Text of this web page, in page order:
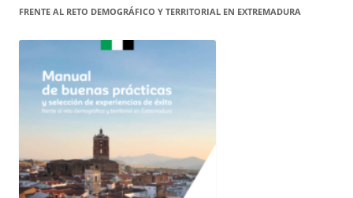
FRENTE AL RETO DEMOGRÁFICO Y TERRITORIAL EN EXTREMADURA